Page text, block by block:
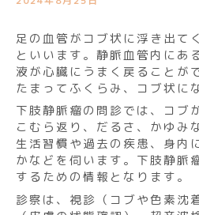
足の血管がコブ状に浮き出て
といいます。静脈血管内にあ
液が心臓にうまく戻ることが
たまってふくらみ、コブ状に
下肢静脈瘤の問診では、コブ
こむら返り、だるさ、かゆみ
生活習慣や過去の疾患、身内
かなどを伺います。下肢静脈
するための情報となります。
診察は、視診（コブや色素沈